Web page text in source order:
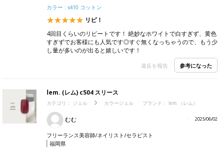
カラー : s410 コットン
リピ！
4回目くらいのリピートです！ 絶妙なホワイトで白すぎず、黄色
すぎずでお客様にも人気です◎すぐ無くなっちゃうので、もう少
し量が多いのが出ると嬉しいです！
違反を報告 参考になった
lem. (レム) c504 スリース
カテゴリ： ジェル カラージェル ブランド： lem.（レム）
むむ 2025/06/02
フリーランス美容師/ネイリスト/セラピスト
福岡県